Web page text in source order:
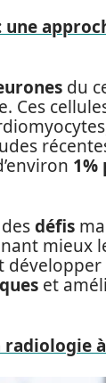
une
du
Ces
1%
défis
mieux
et